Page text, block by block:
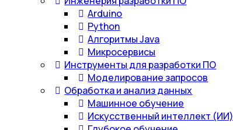
Arduino
Python
Алгоритмы Java
Микросервисы
Инструменты для разработки ПО
Моделирование запросов
Обработка и анализ данных
Машинное обучение
Искусственный интеллект (ИИ)